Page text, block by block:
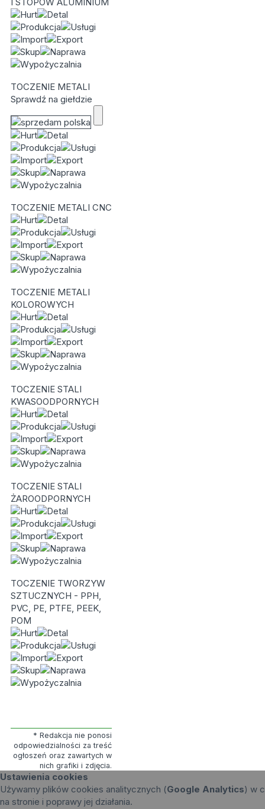
TOCZENIE METALI
Sprawdź na giełdzie
TOCZENIE METALI CNC
TOCZENIE METALI
KOLOROWYCH
TOCZENIE STALI
KWASOODPORNYCH
TOCZENIE STALI
ŻAROODPORNYCH
TOCZENIE TWORZYW
SZTUCZNYCH - PPH,
PVC, PE, PTFE, PEEK,
POM
* Redakcja nie ponosi
odpowiedzialności za treść
ogłoszeń oraz zawartych w
nich grafiki i zdjęcia.
Ustawienia cookies
Używamy plików cookies analitycznych (Google Analytics) w
na stronie i poprawy jej działania.